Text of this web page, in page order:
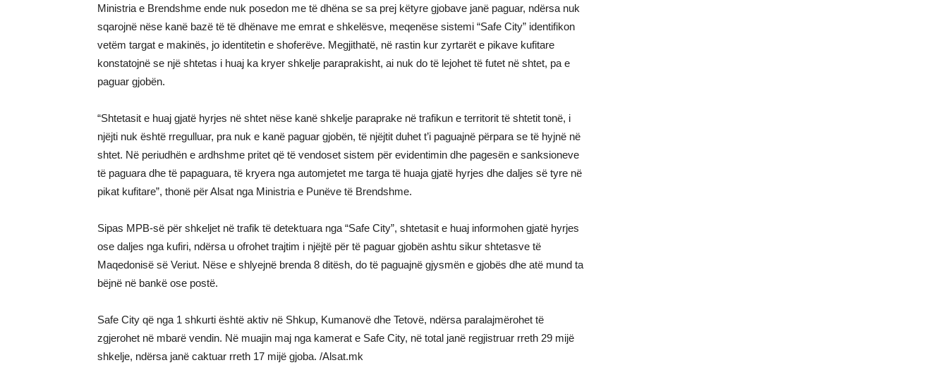
Ministria e Brendshme ende nuk posedon me të dhëna se sa prej këtyre gjobave janë paguar, ndërsa nuk
sqarojnë nëse kanë bazë të të dhënave me emrat e shkelësve, meqenëse sistemi “Safe City” identifikon
vetëm targat e makinës, jo identitetin e shoferëve. Megjithatë, në rastin kur zyrtarët e pikave kufitare
konstatojnë se një shtetas i huaj ka kryer shkelje paraprakisht, ai nuk do të lejohet të futet në shtet, pa e
paguar gjobën.
“Shtetasit e huaj gjatë hyrjes në shtet nëse kanë shkelje paraprake në trafikun e territorit të shtetit tonë, i
njëjti nuk është rregulluar, pra nuk e kanë paguar gjobën, të njëjtit duhet t’i paguajnë përpara se të hyjnë në
shtet. Në periudhën e ardhshme pritet që të vendoset sistem për evidentimin dhe pagesën e sanksioneve
të paguara dhe të papaguara, të kryera nga automjetet me targa të huaja gjatë hyrjes dhe daljes së tyre në
pikat kufitare”, thonë për Alsat nga Ministria e Punëve të Brendshme.
Sipas MPB-së për shkeljet në trafik të detektuara nga “Safe City”, shtetasit e huaj informohen gjatë hyrjes
ose daljes nga kufiri, ndërsa u ofrohet trajtim i njëjtë për të paguar gjobën ashtu sikur shtetasve të
Maqedonisë së Veriut. Nëse e shlyejnë brenda 8 ditësh, do të paguajnë gjysmën e gjobës dhe atë mund ta
bëjnë në bankë ose postë.
Safe City që nga 1 shkurti është aktiv në Shkup, Kumanovë dhe Tetovë, ndërsa paralajmërohet të
zgjerohet në mbarë vendin. Në muajin maj nga kamerat e Safe City, në total janë regjistruar rreth 29 mijë
shkelje, ndërsa janë caktuar rreth 17 mijë gjoba. /Alsat.mk